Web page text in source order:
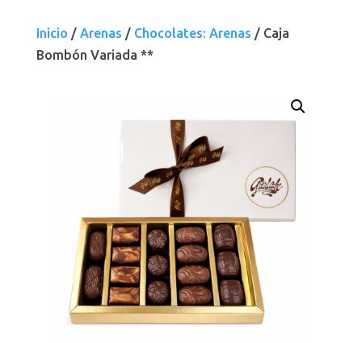
Inicio / Arenas / Chocolates: Arenas / Caja
Bombón Variada **